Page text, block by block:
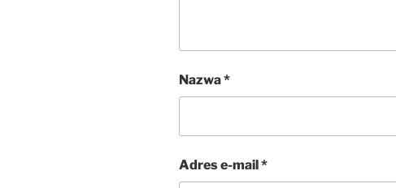
Nazwa*
Adres e-mail*